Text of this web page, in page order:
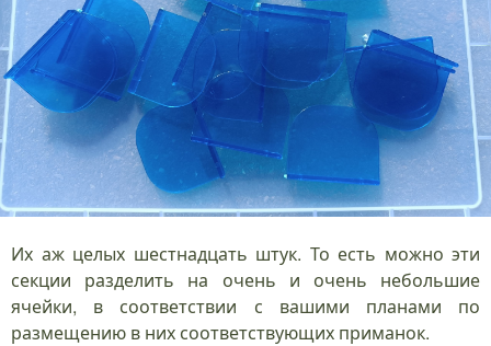
Их аж целых шестнадцать штук. То есть можно эти
секции разделить на очень и очень небольшие
ячейки, в соответствии с вашими планами по
размещению в них соответствующих приманок.